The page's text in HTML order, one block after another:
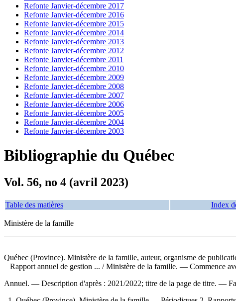
Refonte Janvier-décembre 2017
Refonte Janvier-décembre 2016
Refonte Janvier-décembre 2015
Refonte Janvier-décembre 2014
Refonte Janvier-décembre 2013
Refonte Janvier-décembre 2012
Refonte Janvier-décembre 2011
Refonte Janvier-décembre 2010
Refonte Janvier-décembre 2009
Refonte Janvier-décembre 2008
Refonte Janvier-décembre 2007
Refonte Janvier-décembre 2006
Refonte Janvier-décembre 2005
Refonte Janvier-décembre 2004
Refonte Janvier-décembre 2003
Bibliographie du Québec
Vol. 56, no 4 (avril 2023)
Table des matières Index
Ministère de la famille
Québec (Province). Ministère de la famille, auteur, organisme de
Rapport annuel de gestion ... / Ministère de la famille. — Commence
Annuel. — Description d'après : 2021/2022; titre de la page de titre. —